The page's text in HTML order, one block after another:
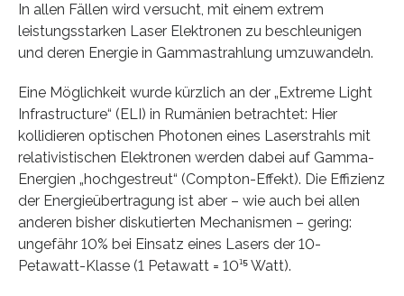
In allen Fällen wird versucht, mit einem extrem
leistungsstarken Laser Elektronen zu beschleunigen
und deren Energie in Gammastrahlung umzuwandeln.
Eine Möglichkeit wurde kürzlich an der „Extreme Light
Infrastructure“ (ELI) in Rumänien betrachtet: Hier
kollidieren optischen Photonen eines Laserstrahls mit
relativistischen Elektronen werden dabei auf Gamma-
Energien „hochgestreut“ (Compton-Effekt). Die Effizienz
der Energieübertragung ist aber – wie auch bei allen
anderen bisher diskutierten Mechanismen – gering:
ungefähr 10% bei Einsatz eines Lasers der 10-
Petawatt-Klasse (1 Petawatt = 10¹⁵ Watt).